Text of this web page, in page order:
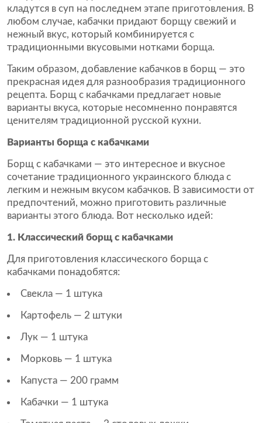
кладутся в суп на последнем этапе приготовления. В
любом случае, кабачки придают борщу свежий и
нежный вкус, который комбинируется с
традиционными вкусовыми нотками борща.
Таким образом, добавление кабачков в борщ — это
прекрасная идея для разнообразия традиционного
рецепта. Борщ с кабачками предлагает новые
варианты вкуса, которые несомненно понравятся
ценителям традиционной русской кухни.
Варианты борща с кабачками
Борщ с кабачками — это интересное и вкусное
сочетание традиционного украинского блюда с
легким и нежным вкусом кабачков. В зависимости от
предпочтений, можно приготовить различные
варианты этого блюда. Вот несколько идей:
1. Классический борщ с кабачками
Для приготовления классического борща с
кабачками понадобятся:
Свекла — 1 штука
Картофель — 2 штуки
Лук — 1 штука
Морковь — 1 штука
Капуста — 200 грамм
Кабачки — 1 штука